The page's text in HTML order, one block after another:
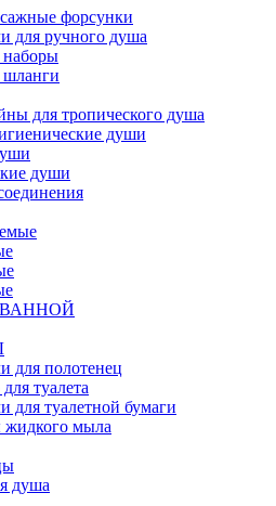
форсунки
для ручного душа
для тропического душа
души
души
для полотенец
туалета
для туалетной бумаги
жидкого мыла
душа